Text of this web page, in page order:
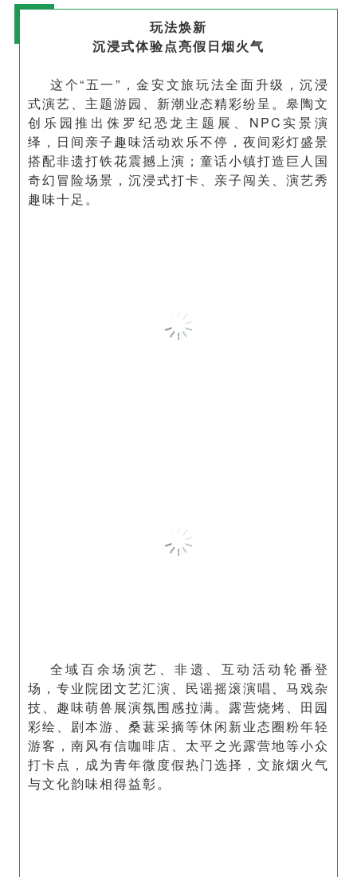
玩法焕新
沉浸式体验点亮假日烟火气
这个“五一”，金安文旅玩法全面升级，沉浸
式演艺、主题游园、新潮业态精彩纷呈。皋陶文
创乐园推出侏罗纪恐龙主题展、NPC实景演
绎，日间亲子趣味活动欢乐不停，夜间彩灯盛景
搭配非遗打铁花震撼上演；童话小镇打造巨人国
奇幻冒险场景，沉浸式打卡、亲子闯关、演艺秀
趣味十足。
全域百余场演艺、非遗、互动活动轮番登
场，专业院团文艺汇演、民谣摇滚演唱、马戏杂
技、趣味萌兽展演氛围感拉满。露营烧烤、田园
彩绘、剧本游、桑葚采摘等休闲新业态圈粉年轻
游客，南风有信咖啡店、太平之光露营地等小众
打卡点，成为青年微度假热门选择，文旅烟火气
与文化韵味相得益彰。